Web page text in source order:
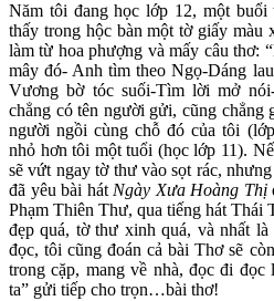
Năm tôi đang học lớp 12, một
thấy trong hộc bàn một tờ giấy màu
làm từ hoa phượng và mấy câu thơ:
mây đó- Anh tìm theo Ngọ-Dáng
Vương bờ tóc suối-Tìm lời mở
chẳng có tên người gửi, cũng
người ngồi cùng chỗ đó của tôi
nhỏ hơn tôi một tuổi (học lớp 11).
sẽ vứt ngay tờ thư vào sọt rác,
đã yêu bài hát Ngày Xưa Hoàng Thị
Phạm Thiên Thư, qua tiếng hát Thái
đẹp quá, tờ thư xinh quá, và nhất
đọc, tôi cũng đoán cả bài Thơ sẽ
trong cặp, mang về nhà, đọc đi
ta” gửi tiếp cho trọn…bài thơ!